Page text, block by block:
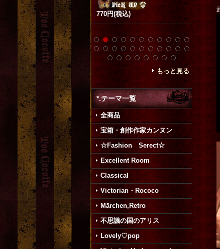
(税込)
512円
もっと見る
*.テーマ一覧
全商品
宝箱・創作作家カンヌン
☆Fashion Serect☆
Excellent Room
Classical
Victorian・Rococo
Mārchen,Retro
不思議の国のアリス
Lovely♡pop